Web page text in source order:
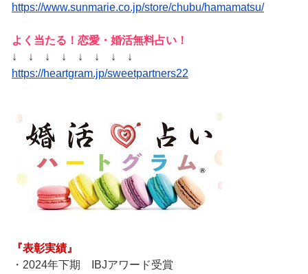
https://www.sunmarie.co.jp/store/chubu/hamamatsu/
よく当たる！恋愛・婚活無料占い！
↓ ↓ ↓ ↓ ↓ ↓ ↓ ↓
https://heartgram.jp/sweetpartners22
『表彰実績』
・2024年下期 IBJアワード受賞